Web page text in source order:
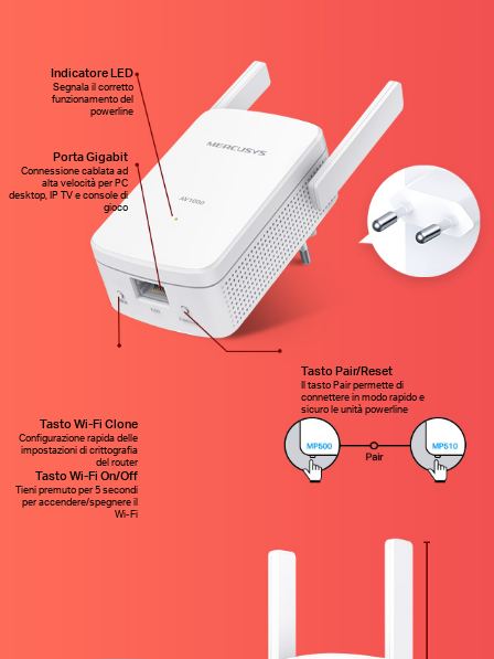
Indicatore LED
Segnala il corretto
funzionamento del
powerline
Porta Gigabit
Connessione cablata ad
alta velocità per PC
desktop, IP TV e console di
gioco
Tasto Wi-Fi Clone
Configurazione rapida delle
impostazioni di crittografia
del router
Tasto Wi-Fi On/Off
Tieni premuto per 5 secondi
per accendere/spegnere il
Wi-Fi
Tasto Pair/Reset
Il tasto Pair permette di
connettere in modo rapido e
sicuro le unità powerline